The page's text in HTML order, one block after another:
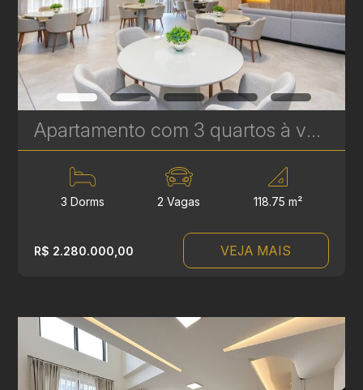
Apartamento com 3 quartos à venda no Água Verde - 118,75 m² - Le Sense | Ref. 1778
3 Dorms 2 Vagas 118.75 m²
R$ 2.280.000,00 VEJA MAIS